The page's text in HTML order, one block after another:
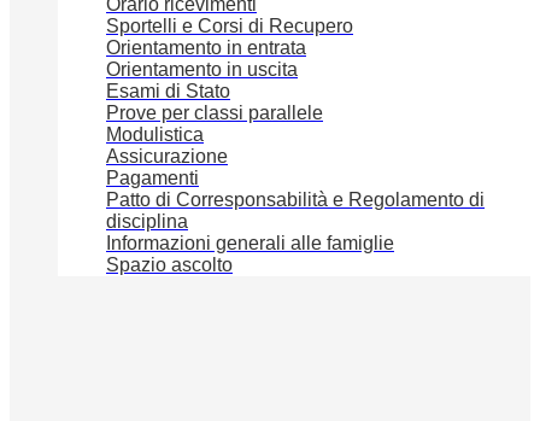
Orario ricevimenti
Sportelli e Corsi di Recupero
Orientamento in entrata
Orientamento in uscita
Esami di Stato
Prove per classi parallele
Modulistica
Assicurazione
Pagamenti
Patto di Corresponsabilità e Regolamento di
disciplina
Informazioni generali alle famiglie
Spazio ascolto